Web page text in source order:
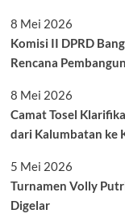
8 Mei 2026
Komisi II DPRD
Rencana
8 Mei 2026
Camat Tosel
dari Kalumbatan ke
5 Mei 2026
Turnamen Volly
Digelar